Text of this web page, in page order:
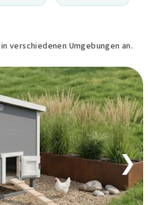
verschiedenen Umgebungen an.
❯